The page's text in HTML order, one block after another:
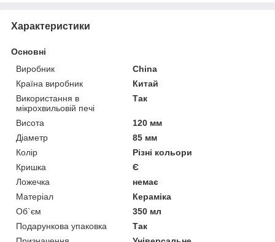
Характеристики
Основні
Виробник
China
Країна виробник
Китай
Використання в
мікрохвильовій печі
Так
Висота
120 мм
Діаметр
85 мм
Колір
Різні кольори
Кришка
Є
Ложечка
немає
Матеріал
Кераміка
Об`єм
350 мл
Подарункова упаковка
Так